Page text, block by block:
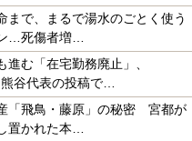
まで、まるで湯水のごとく使う
…死傷者増…
進む「在宅勤務廃止」、
谷代表の投稿で…
「飛鳥・藤原」の秘密 宮都が
置かれた本…